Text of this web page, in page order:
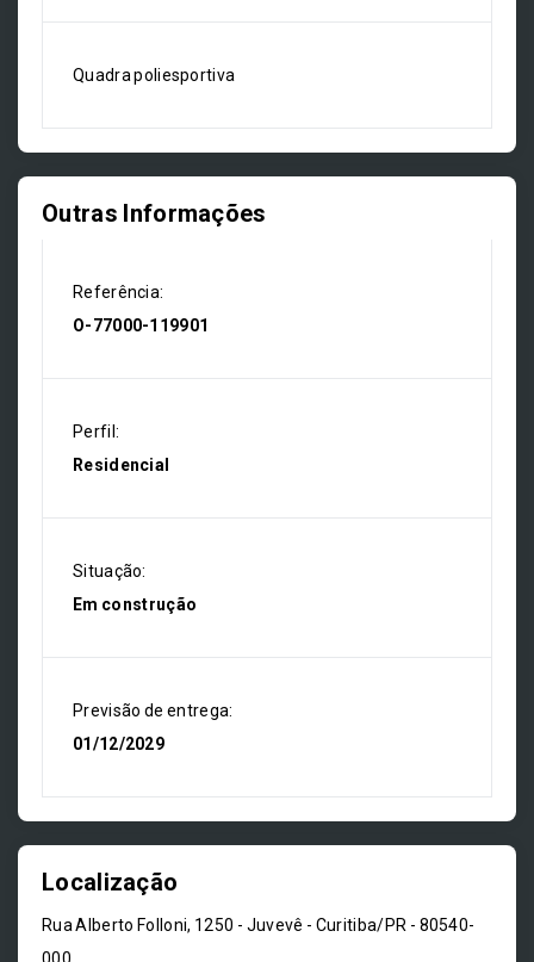
Quadra poliesportiva
Outras Informações
Referência:
O-77000-119901
Perfil:
Residencial
Situação:
Em construção
Previsão de entrega:
01/12/2029
Localização
Rua Alberto Folloni, 1250 - Juvevê - Curitiba/PR - 80540-